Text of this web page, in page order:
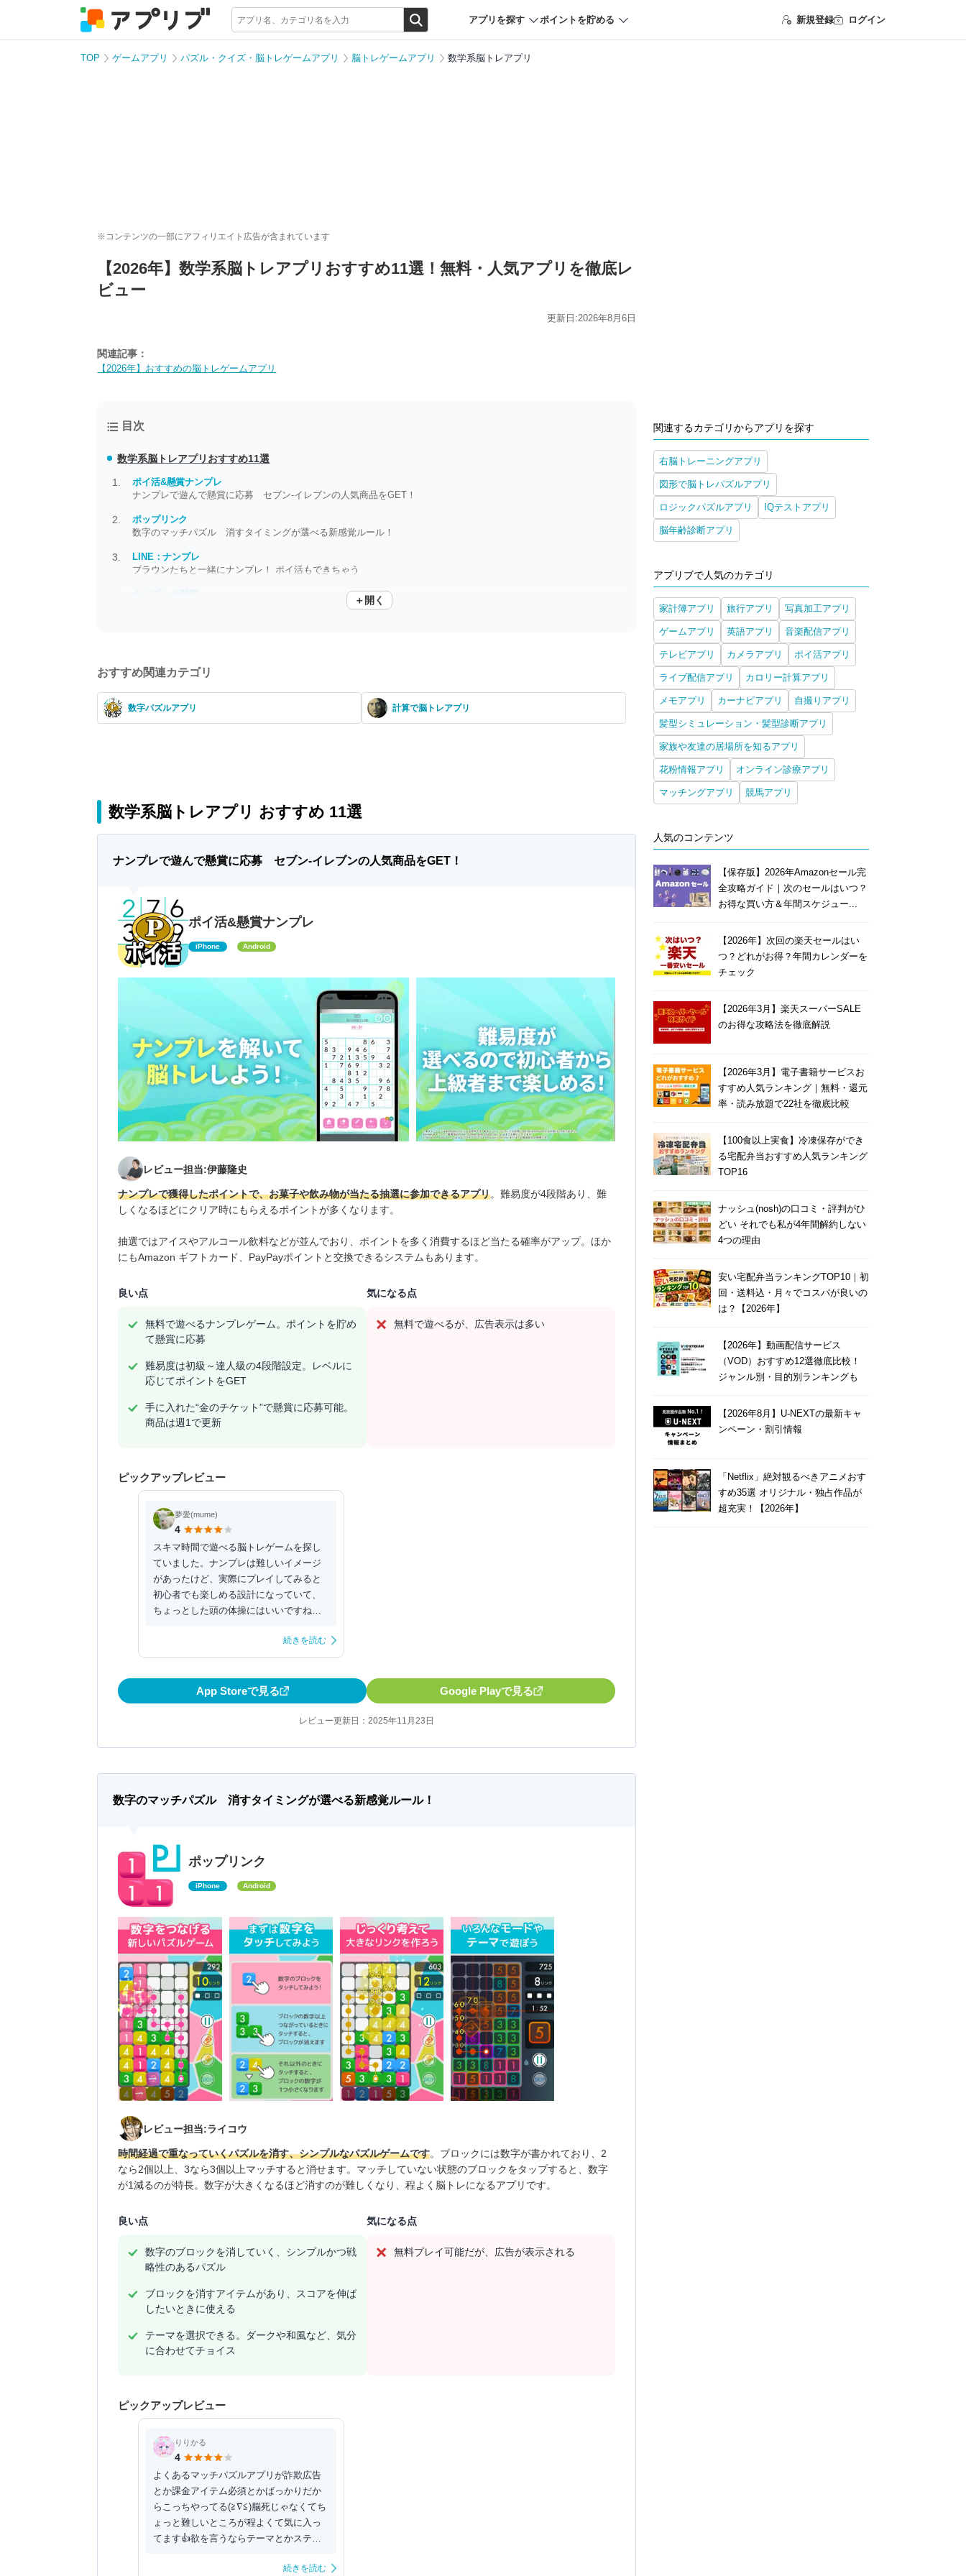
アプリを探す ポイントを貯める 新規登録 ログイン
TOP ゲームアプリ パズル・クイズ・脳トレゲームアプリ 脳トレゲームアプリ 数学系脳トレアプリ
※コンテンツの一部にアフィリエイト広告が含まれています
【2026年】数学系脳トレアプリおすすめ11選！無料・人気アプリを徹底レ
ビュー
更新日:2026年8月6日
関連記事：
【2026年】おすすめの脳トレゲームアプリ
目次
数学系脳トレアプリおすすめ11選
ポイ活&懸賞ナンプレ
ナンプレで遊んで懸賞に応募 セブン-イレブンの人気商品をGET！
ポップリンク
数字のマッチパズル 消すタイミングが選べる新感覚ルール！
LINE：ナンプレ
ブラウンたちと一緒にナンプレ！ ポイ活もできちゃう
ナンプレで遊べて豪華賞品もゲットできる……まさに一石二鳥！
＋開く
おすすめ関連カテゴリ
数字パズルアプリ 計算で脳トレアプリ
数学系脳トレアプリ おすすめ 11選
ナンプレで遊んで懸賞に応募 セブン-イレブンの人気商品をGET！
ポイ活&懸賞ナンプレ
iPhone Android
レビュー担当:伊藤隆史
ナンプレで獲得したポイントで、お菓子や飲み物が当たる抽選に参加できるアプリ。難易度が4段階あり、難
しくなるほどにクリア時にもらえるポイントが多くなります。
抽選ではアイスやアルコール飲料などが並んでおり、ポイントを多く消費するほど当たる確率がアップ。ほか
にもAmazon ギフトカード、PayPayポイントと交換できるシステムもあります。
良い点
無料で遊べるナンプレゲーム。ポイントを貯め
て懸賞に応募
難易度は初級～達人級の4段階設定。レベルに
応じてポイントをGET
手に入れた“金のチケット”で懸賞に応募可能。
商品は週1で更新
気になる点
無料で遊べるが、広告表示は多い
ピックアップレビュー
夢愛(mume)
4
スキマ時間で遊べる脳トレゲームを探し
ていました。ナンプレは難しいイメージ
があったけど、実際にプレイしてみると
初心者でも楽しめる設計になっていて、
ちょっとした頭の体操にはいいですね。
続きを読む
App Storeで見る Google Playで見る
レビュー更新日：2025年11月23日
数字のマッチパズル 消すタイミングが選べる新感覚ルール！
ポップリンク
iPhone Android
レビュー担当:ライコウ
時間経過で重なっていくパズルを消す、シンプルなパズルゲームです。ブロックには数字が書かれており、2
なら2個以上、3なら3個以上マッチすると消せます。マッチしていない状態のブロックをタップすると、数字
が1減るのが特長。数字が大きくなるほど消すのが難しくなり、程よく脳トレになるアプリです。
良い点
数字のブロックを消していく、シンプルかつ戦
略性のあるパズル
ブロックを消すアイテムがあり、スコアを伸ば
したいときに使える
テーマを選択できる。ダークや和風など、気分
に合わせてチョイス
気になる点
無料プレイ可能だが、広告が表示される
ピックアップレビュー
りりかる
4
よくあるマッチパズルアプリが詐欺広告
とか課金アイテム必須とかばっかりだか
らこっちやってる(≧∇≦)脳死じゃなくてち
ょっと難しいところが程よくて気に入っ
てます👍欲を言うならテーマとかステー
続きを読む
関連するカテゴリからアプリを探す
右脳トレーニングアプリ
図形で脳トレパズルアプリ
ロジックパズルアプリ IQテストアプリ
脳年齢診断アプリ
アプリブで人気のカテゴリ
家計簿アプリ 旅行アプリ 写真加工アプリ
ゲームアプリ 英語アプリ 音楽配信アプリ
テレビアプリ カメラアプリ ポイ活アプリ
ライブ配信アプリ カロリー計算アプリ
メモアプリ カーナビアプリ 自撮りアプリ
髪型シミュレーション・髪型診断アプリ
家族や友達の居場所を知るアプリ
花粉情報アプリ オンライン診療アプリ
マッチングアプリ 競馬アプリ
人気のコンテンツ
【保存版】2026年Amazonセール完
全攻略ガイド｜次のセールはいつ？
お得な買い方＆年間スケジュー...
【2026年】次回の楽天セールはい
つ？どれがお得？年間カレンダーを
チェック
【2026年3月】楽天スーパーSALE
のお得な攻略法を徹底解説
【2026年3月】電子書籍サービスお
すすめ人気ランキング｜無料・還元
率・読み放題で22社を徹底比較
【100食以上実食】冷凍保存ができ
る宅配弁当おすすめ人気ランキング
TOP16
ナッシュ(nosh)の口コミ・評判がひ
どい それでも私が4年間解約しない
4つの理由
安い宅配弁当ランキングTOP10｜初
回・送料込・月々でコスパが良いの
は？【2026年】
【2026年】動画配信サービス
（VOD）おすすめ12選徹底比較！
ジャンル別・目的別ランキングも
【2026年8月】U-NEXTの最新キャ
ンペーン・割引情報
「Netflix」絶対観るべきアニメおす
すめ35選 オリジナル・独占作品が
超充実！【2026年】